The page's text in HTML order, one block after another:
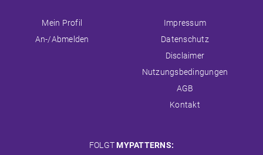
Navigation
überspringen
Mein Profil
An-/Abmelden
Navigation
überspringen
Impressum
Datenschutz
Disclaimer
Nutzungsbedingungen
AGB
Kontakt
FOLGT MYPATTERNS: